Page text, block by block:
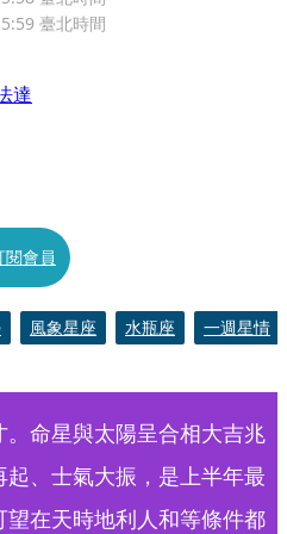
臺北時間
達
閱會員
風象星座 水瓶座 一週星情
命星與太陽呈合相大吉兆
、士氣大振，是上半年最
在天時地利人和等條件都